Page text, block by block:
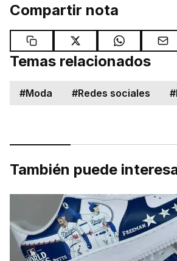
Compartir nota
Temas relacionados
#Moda #Redes sociales #
También puede